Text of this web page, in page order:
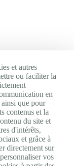
et autres
ou faciliter la
en
ainsi que pour
contenus et la
du site et
d'intérêts,
et grâce à
directement sur
vos